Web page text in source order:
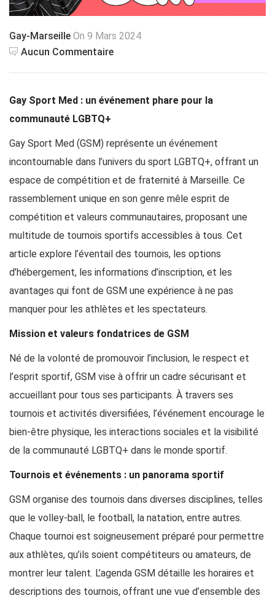
Gay-Marseille On 9 Mars 2024
Aucun Commentaire
Gay Sport Med : un événement phare pour la
communauté LGBTQ+
Gay Sport Med (GSM) représente un événement
incontournable dans l’univers du sport LGBTQ+, offrant un
espace de compétition et de fraternité à Marseille. Ce
rassemblement unique en son genre mêle esprit de
compétition et valeurs communautaires, proposant une
multitude de tournois sportifs accessibles à tous. Cet
article explore l’éventail des tournois, les options
d’hébergement, les informations d’inscription, et les
avantages qui font de GSM une expérience à ne pas
manquer pour les athlètes et les spectateurs.
Mission et valeurs fondatrices de GSM
Né de la volonté de promouvoir l’inclusion, le respect et
l’esprit sportif, GSM vise à offrir un cadre sécurisant et
accueillant pour tous ses participants. À travers ses
tournois et activités diversifiées, l’événement encourage le
bien-être physique, les interactions sociales et la visibilité
de la communauté LGBTQ+ dans le monde sportif.
Tournois et événements : un panorama sportif
GSM organise des tournois dans diverses disciplines, telles
que le volley-ball, le football, la natation, entre autres.
Chaque tournoi est soigneusement préparé pour permettre
aux athlètes, qu’ils soient compétiteurs ou amateurs, de
montrer leur talent. L’agenda GSM détaille les horaires et
descriptions des tournois, offrant une vue d’ensemble des